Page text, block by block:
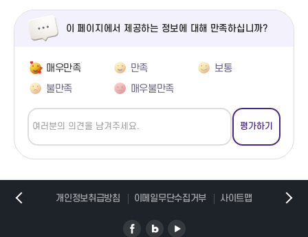
이 페이지에서 제공하는 정보에 대해 만족하십니까?
매우만족 만족
보통
불만족
매우불만족
개인정보취급방침 이메일무단수집거부 사이트맵